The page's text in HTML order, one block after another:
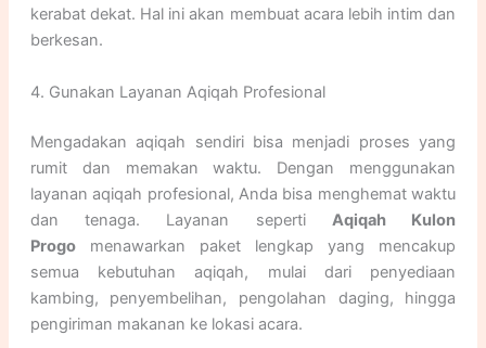
kerabat dekat. Hal ini akan membuat acara lebih intim dan
berkesan.
4. Gunakan Layanan Aqiqah Profesional
Mengadakan aqiqah sendiri bisa menjadi proses yang
rumit dan memakan waktu. Dengan menggunakan
layanan aqiqah profesional, Anda bisa menghemat waktu
dan tenaga. Layanan seperti Aqiqah Kulon
Progomenawarkan paket lengkap yang mencakup
semua kebutuhan aqiqah, mulai dari penyediaan
kambing, penyembelihan, pengolahan daging, hingga
pengiriman makanan ke lokasi acara.